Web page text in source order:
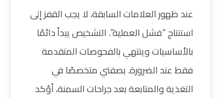
عند ظهور العلامات السابقة، لا يجب القفز إلى
استنتاج “فشل العملية”. التشخيص يبدأ دائمًا
بالأساسيات وينتهي بالفحوصات المتقدمة
فقط عند الضرورة. بصفتي متخصصًا في
التغذية والمتابعة بعد جراحات السمنة، أؤكد